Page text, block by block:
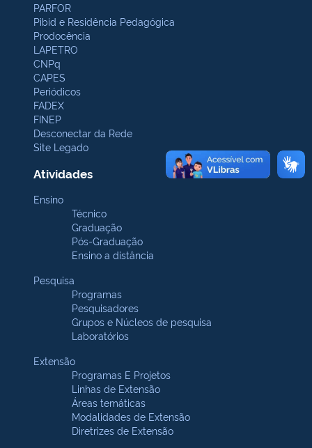
PARFOR
Pibid e Residência Pedagógica
Prodocência
LAPETRO
CNPq
CAPES
Periódicos
FADEX
FINEP
Desconectar da Rede
Site Legado
Atividades
Ensino
Técnico
Graduação
Pós-Graduação
Ensino a distância
Pesquisa
Programas
Pesquisadores
Grupos e Núcleos de pesquisa
Laboratórios
Extensão
Programas E Projetos
Linhas de Extensão
Áreas temáticas
Modalidades de Extensão
Diretrizes de Extensão